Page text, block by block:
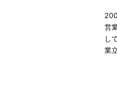
営
し
業